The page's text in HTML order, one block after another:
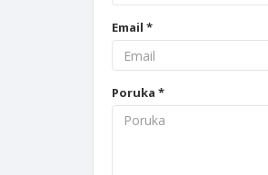
Email *
Poruka *